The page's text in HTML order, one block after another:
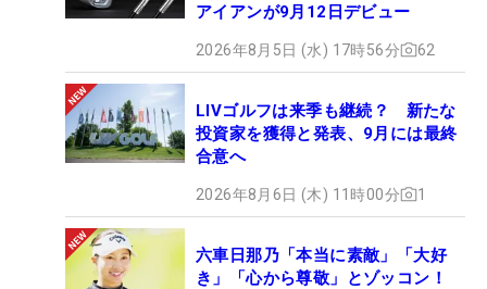
アイアンが9月12日デビュー
2026年8月5日 (水) 17時56分 62
LIVゴルフは来季も継続？ 新たな
投資家を獲得と発表、9月には最終
合意へ
2026年8月6日 (木) 11時00分 1
六車日那乃「本当に素敵」「大好
き」「心から尊敬」とゾッコン！